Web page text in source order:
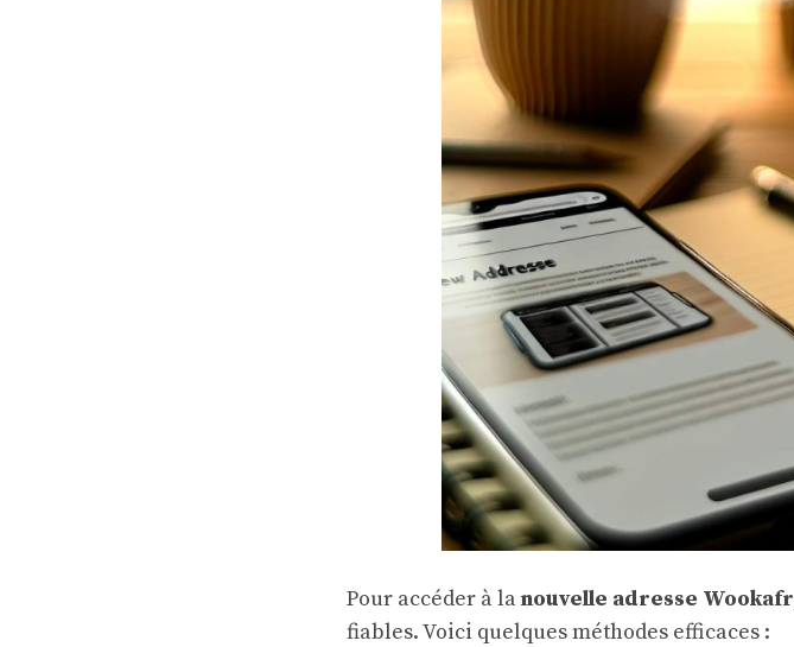
Pour accéder à lanouvelle adresse Wookafr
fiables. Voici quelques méthodes efficaces :